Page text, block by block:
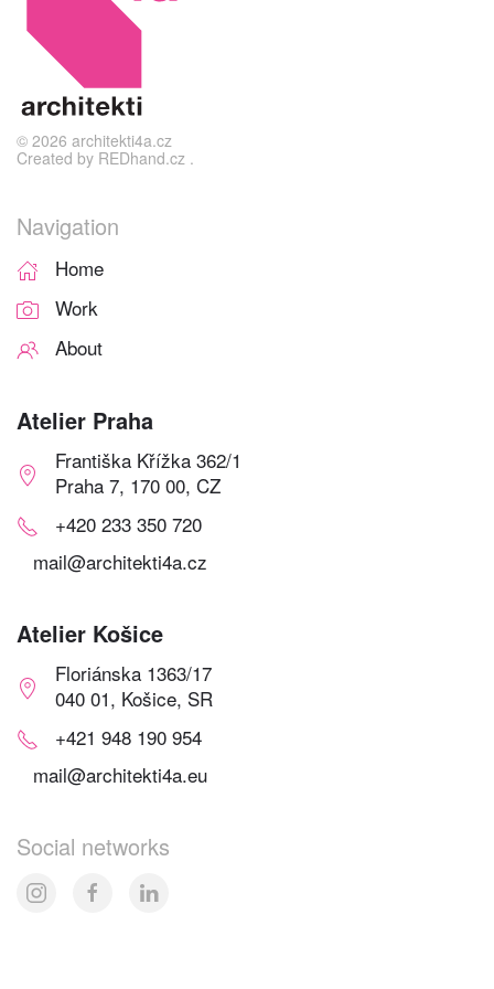
© 2026 architekti4a.cz
Created by REDhand.cz .
Navigation
Home
Work
About
Atelier Praha
Františka Křížka 362/1
Praha 7, 170 00, CZ
+420 233 350 720
mail@architekti4a.cz
Atelier Košice
Floriánska 1363/17
040 01, Košice, SR
+421 948 190 954
mail@architekti4a.eu
Social networks